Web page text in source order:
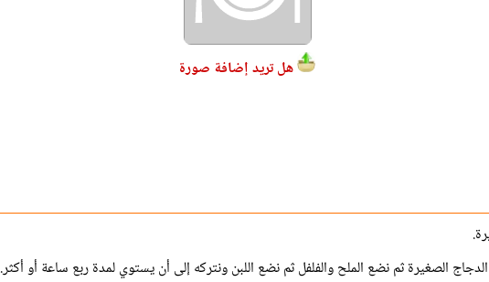
هل تريد إضافة صورة
الصغيرة ثم نضع الملح والفلفل ثم نضع اللبن ونتركه إلى أن يستوي لمدة ربع ساعة أو أكثر.